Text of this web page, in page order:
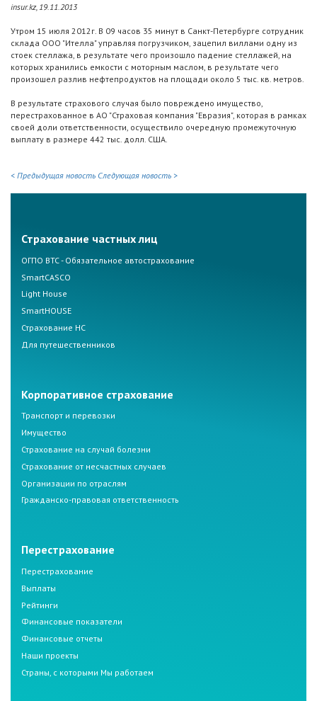
insur.kz, 19.11.2013
Утром 15 июля 2012г. В 09 часов 35 минут в Санкт-Петербурге сотрудник
склада ООО "Ителла" управляя погрузчиком, зацепил виллами одну из
стоек стеллажа, в результате чего произошло падение стеллажей, на
которых хранились емкости с моторным маслом, в результате чего
произошел разлив нефтепродуктов на площади около 5 тыс. кв. метров.
В результате страхового случая было повреждено имущество,
перестрахованное в АО "Страховая компания "Евразия", которая в рамках
своей доли ответственности, осуществило очередную промежуточную
выплату в размере 442 тыс. долл. США.
< Предыдущая новость Следующая новость >
Страхование частных лиц
ОГПО ВТС - Обязательное автострахование
SmartCASCO
Light House
SmartHOUSE
Страхование НС
Для путешественников
Корпоративное страхование
Транспорт и перевозки
Имущество
Страхование на случай болезни
Страхование от несчастных случаев
Организации по отраслям
Гражданско-правовая ответственность
Перестрахование
Перестрахование
Выплаты
Рейтинги
Финансовые показатели
Финансовые отчеты
Наши проекты
Страны, с которыми Мы работаем